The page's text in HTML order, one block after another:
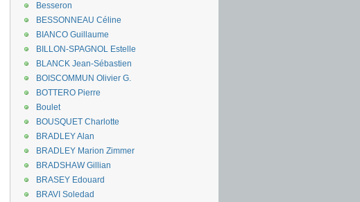
Besseron
BESSONNEAU Céline
BIANCO Guillaume
BILLON-SPAGNOL Estelle
BLANCK Jean-Sébastien
BOISCOMMUN Olivier G.
BOTTERO Pierre
Boulet
BOUSQUET Charlotte
BRADLEY Alan
BRADLEY Marion Zimmer
BRADSHAW Gillian
BRASEY Edouard
BRAVI Soledad